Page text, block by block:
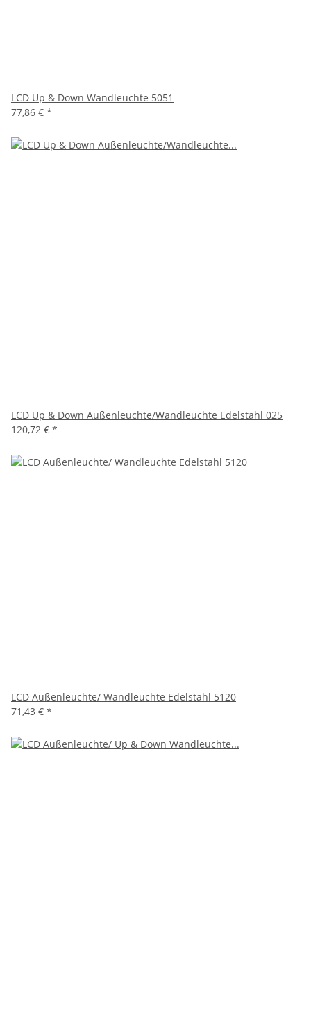
LCD Up & Down Wandleuchte 5051
77,86 € *
LCD Up & Down Außenleuchte/Wandleuchte Edelstahl 025
120,72 € *
LCD Außenleuchte/ Wandleuchte Edelstahl 5120
71,43 € *